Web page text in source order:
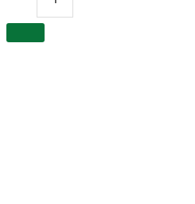
obojstranná
100x24x24